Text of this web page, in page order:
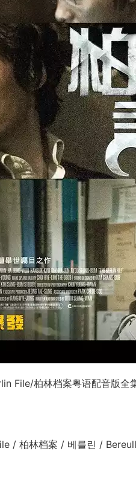
File/柏林档案粤语配音版全
/ 柏林档案 / 베를린 /